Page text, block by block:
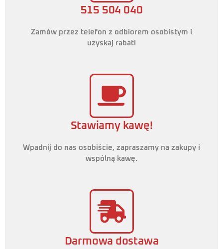
515 504 040
Zamów przez telefon z odbiorem osobistym i
uzyskaj rabat!
Stawiamy kawę!
Wpadnij do nas osobiście, zapraszamy na zakupy i
wspólną kawę.
Darmowa dostawa